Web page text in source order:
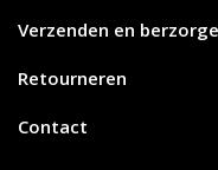
Verzenden en
Retourneren
Contact